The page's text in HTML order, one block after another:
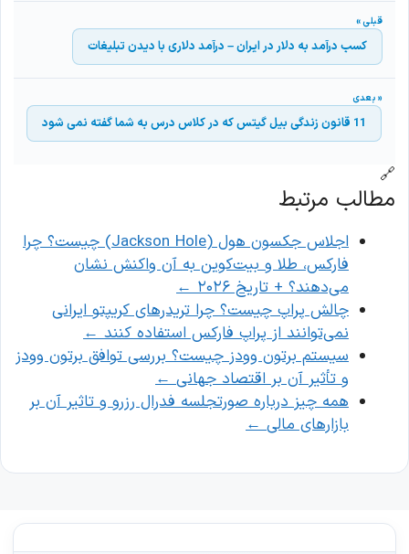
کسب درآمد به دلار در ایران – درآمد دلاری با دیدن تبلیغات
11 قانون زندگی بیل گیتس که در کلاس درس به شما گفته نمی شود
🔗
مطالب مرتبط
اجلاس جکسون هول (Jackson Hole) چیست؟ چرا
فارکس، طلا و بیت‌کوین به آن واکنش نشان
می‌دهند؟ + تاریخ ۲۰۲۶
←
چالش پراپ چیست؟ چرا تریدرهای کریپتو ایرانی
نمی‌توانند از پراپ فارکس استفاده کنند ←
سیستم برتون وودز چیست؟ بررسی توافق برتون وودز
و تأثیر آن بر اقتصاد جهانی ←
همه چیز درباره صورتجلسه فدرال رزرو و تاثیر آن بر
بازارهای مالی ←